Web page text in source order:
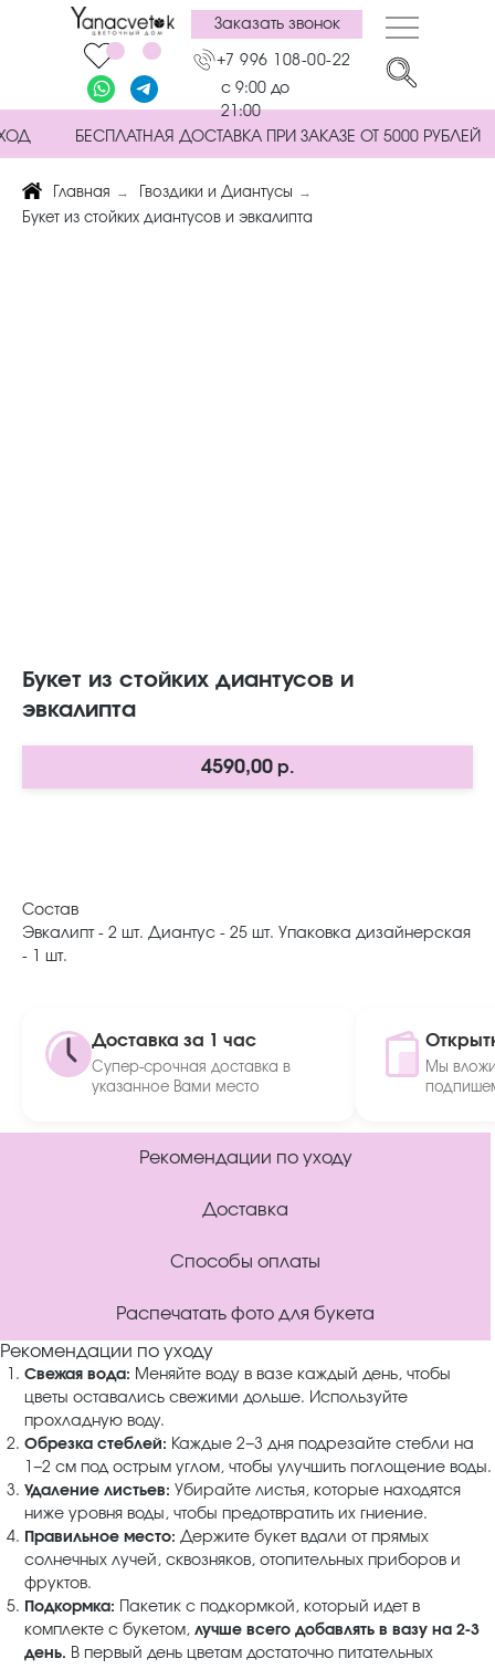
+7 996 108-00-22
Заказать звонок
БЕСПЛАТНАЯ ДОСТАВКА ПРИ ЗАКАЗЕ ОТ 5000 РУБЛЕЙ
с 9:00 до
21:00
Главная → Гвоздики и Диантусы →
Букет из стойких диантусов и эвкалипта
Букет из стойких диантусов и
эвкалипта
4590,00 р.
Состав
Эвкалипт - 2 шт. Диантус - 25 шт. Упаковка дизайнерская
- 1 шт.
Доставка за 1 час
Супер-срочная доставка в
указанное Вами место
Мы
Рекомендации по уходу
Доставка
Способы оплаты
Распечатать фото для букета
Рекомендации по уходу
Свежая вода: Меняйте воду в вазе каждый день, чтобы
цветы оставались свежими дольше. Используйте
прохладную воду.
Обрезка стеблей: Каждые 2−3 дня подрезайте стебли на
1−2 см под острым углом, чтобы улучшить поглощение воды.
Удаление листьев: Убирайте листья, которые находятся
ниже уровня воды, чтобы предотвратить их гниение.
Правильное место: Держите букет вдали от прямых
солнечных лучей, сквозняков, отопительных приборов и
фруктов.
Подкормка: Пакетик с подкормкой, который идет в
комплекте с букетом, лучше всего добавлять в вазу на 2-3
день. В первый день цветам достаточно питательных